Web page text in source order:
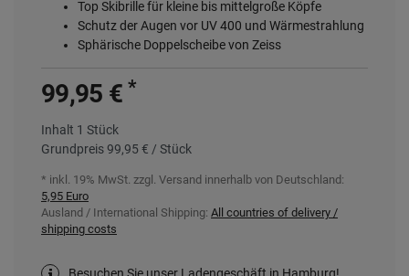
Top Skibrille für kleine bis mittelgroße Köpfe
Schutz der Augen vor UV 400 und Wärmestrahlung
Sphärische Doppelscheibe von Zeiss
99,95 €*
Inhalt 1 Stück
Grundpreis99,95 € / Stück
* inkl. 19% MwSt. zzgl. Versand innerhalb von Deutschland:
5,95 Euro
Ausland / International Shipping: All countries of delivery /
shipping costs